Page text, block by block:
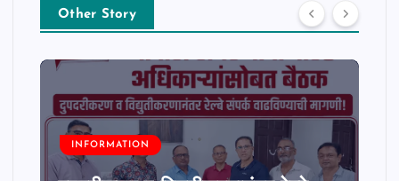
Other Story
INFORMATION